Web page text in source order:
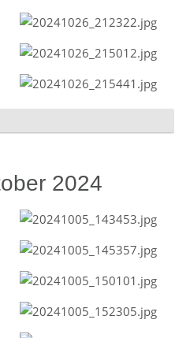
2024